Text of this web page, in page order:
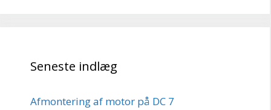
Seneste indlæg
Afmontering af motor på DC 7